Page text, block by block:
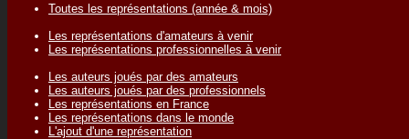
Toutes les représentations (année & mois)
Les représentations d'amateurs à venir
Les représentations professionnelles à venir
Les auteurs joués par des amateurs
Les auteurs joués par des professionnels
Les représentations en France
Les représentations dans le monde
L'ajout d'une représentation